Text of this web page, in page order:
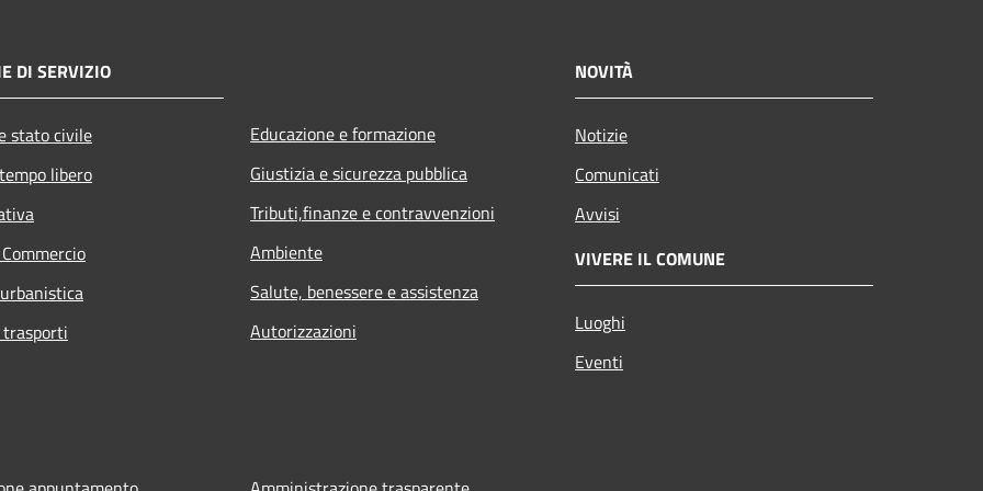
DI SERVIZIO
stato civile
libero
Educazione e formazione
Giustizia e sicurezza pubblica
Tributi,finanze e contravvenzioni
Ambiente
Salute, benessere e assistenza
Autorizzazioni
NOVITÀ
Notizie
Comunicati
Avvisi
VIVERE IL COMUNE
Luoghi
Eventi